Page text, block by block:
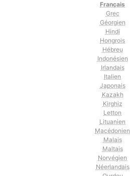
Français
Grec
Géorgien
Hindi
Hongrois
Hébreu
Indonésien
Irlandais
Italien
Japonais
Kazakh
Kirghiz
Letton
Lituanien
Macédonien
Malais
Maltais
Norvégien
Néerlandais